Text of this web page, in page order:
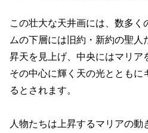
この壮大な天井画には、数多く
ムの下層には旧約・新約の聖
昇天を見上げ、中央にはマリア
その中心に輝く天の光とともに
るとされます。
人物たちは上昇するマリアの動